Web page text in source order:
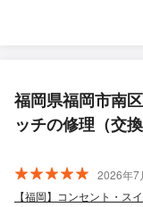
福岡県福岡市南
ッチの修理（交
2026年7
【福岡】コンセント・ス